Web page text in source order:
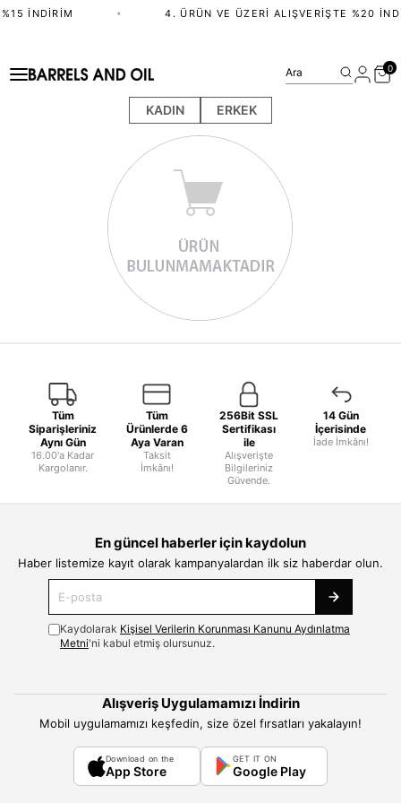
İNDIRIM • 4. ÜRÜN VE ÜZERI ALIŞVERIŞTE %20
KADIN ERKEK
Ara 0
Tüm
Siparişleriniz
Aynı Gün
16.00'a Kadar
Kargolanır.
Tüm
Ürünlerde 6
Aya Varan
Taksit
İmkânı!
256Bit SSL
Sertifikası
ile
Alışverişte
Bilgileriniz
Güvende.
14 Gün
İçerisinde
İade İmkânı!
En güncel haberler için kaydolun
Haber listemize kayıt olarak kampanyalardan ilk siz haberdar olun.
Kaydolarak Kişisel Verilerin Korunması Kanunu Aydınlatma
Metni'ni kabul etmiş olursunuz.
Alışveriş Uygulamamızı İndirin
Mobil uygulamamızı keşfedin, size özel fırsatları yakalayın!
Download on the
App Store
GET IT ON
Google Play